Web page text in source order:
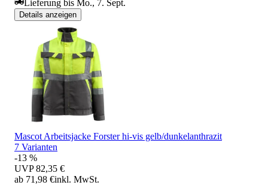
Lieferung bis Mo., 7. Sept.
Details anzeigen
Mascot Arbeitsjacke Forster hi-vis gelb/dunkelanthrazit
7 Varianten
-13 %
UVP 82,35 €
ab 71,98 €inkl. MwSt.